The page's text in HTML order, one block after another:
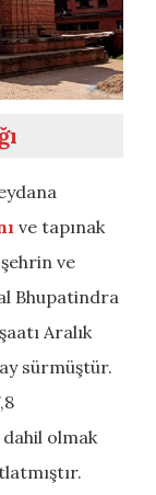
ve tapınak
ve
Bhupatindra
Aralık
ay sürmüştür.
olmak